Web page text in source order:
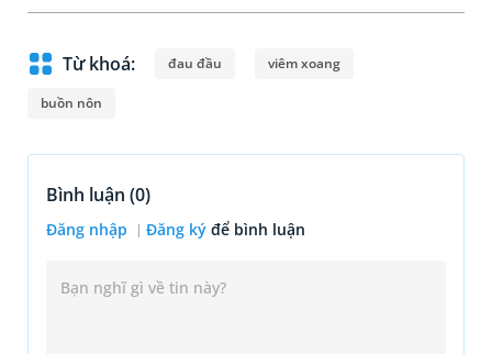
Từ khoá: đau đầu viêm xoang
buồn nôn
Bình luận (0)
Đăng nhập Đăng ký để bình luận